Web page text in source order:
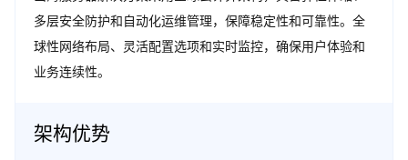
多层安全防护和自动化运维管理，保障稳定性和可靠性。全
球性网络布局、灵活配置选项和实时监控，确保用户体验和
业务连续性。
架构优势